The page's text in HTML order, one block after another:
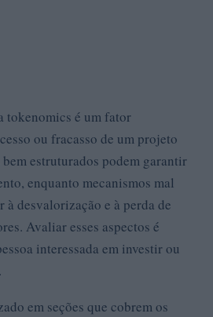
tokenomics é um fator
ou fracasso de um projeto
estruturados podem garantir
enquanto mecanismos mal
desvalorização e à perda de
Avaliar esses aspectos é
interessada em investir ou
em seções que cobrem os